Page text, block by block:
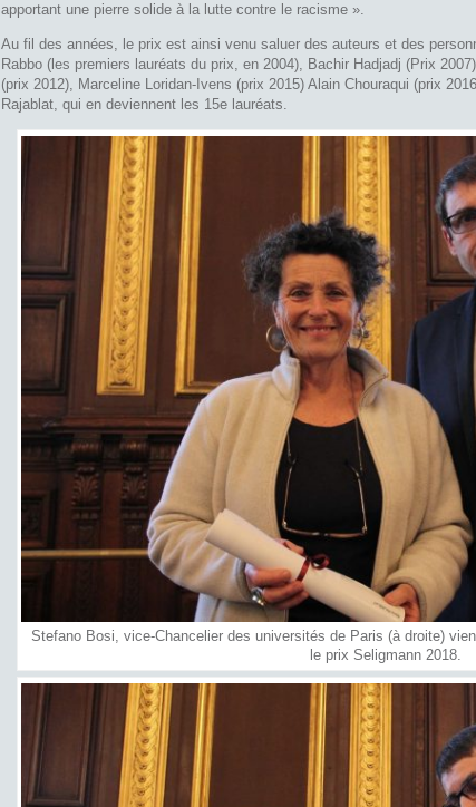
apportant une pierre solide à la lutte contre le racisme ».
Au fil des années, le prix est ainsi venu saluer des auteurs et des
Rabbo (les premiers lauréats du prix, en 2004), Bachir Hadjadj (Prix
(prix 2012), Marceline Loridan-Ivens (prix 2015) Alain Chouraqui (prix
Rajablat, qui en deviennent les 15e lauréats.
Stefano Bosi, vice-Chancelier des universités de Paris (à droite)
le prix Seligmann 2018.